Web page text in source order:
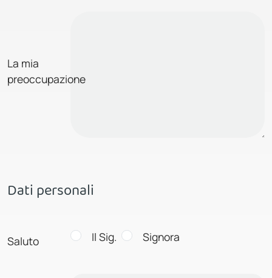
La mia
preoccupazione
Dati personali
Saluto Il Sig. Signora